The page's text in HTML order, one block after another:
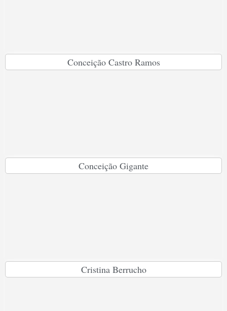
Conceição Castro Ramos
Conceição Gigante
Cristina Berrucho